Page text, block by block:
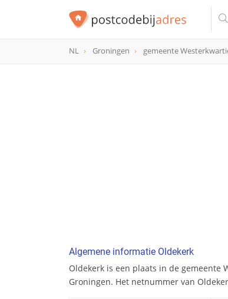
NL Groningen gemeente
Algemene informatie Oldekerk
Oldekerk is een plaats in de gemeente
Groningen. Het netnummer van